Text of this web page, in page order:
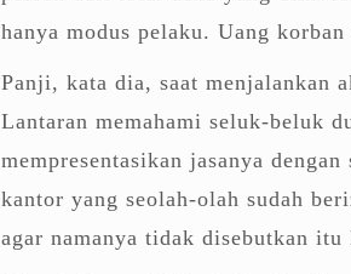
hanya modus pelaku. Uang
Panji, kata dia, saat menjalankan
Lantaran memahami seluk-beluk
mempresentasikan jasanya
kantor yang seolah-olah sudah
agar namanya tidak disebutkan itu